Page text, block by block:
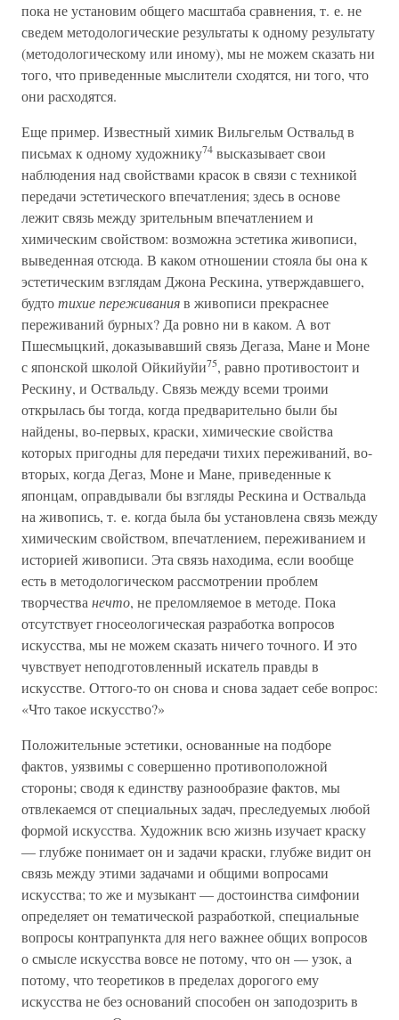
пока не установим общего масштаба сравнения, т. е. не
сведем методологические результаты к одному результату
(методологическому или иному), мы не можем сказать ни
того, что приведенные мыслители сходятся, ни того, что
они расходятся.
Еще пример. Известный химик Вильгельм Оствальд в
письмах к одному художнику74 высказывает свои
наблюдения над свойствами красок в связи с техникой
передачи эстетического впечатления; здесь в основе
лежит связь между зрительным впечатлением и
химическим свойством: возможна эстетика живописи,
выведенная отсюда. В каком отношении стояла бы она к
эстетическим взглядам Джона Рескина, утверждавшего,
будтотихие переживанияв живописи прекраснее
переживаний бурных? Да ровно ни в каком. А вот
Пшесмыцкий, доказывавший связь Дегаза, Мане и Моне
с японской школой Ойкийуйи75, равно противостоит и
Рескину, и Оствальду. Связь между всеми троими
открылась бы тогда, когда предварительно были бы
найдены, во-первых, краски, химические свойства
которых пригодны для передачи тихих переживаний, во-
вторых, когда Дегаз, Моне и Мане, приведенные к
японцам, оправдывали бы взгляды Рескина и Оствальда
на живопись, т. е. когда была бы установлена связь между
химическим свойством, впечатлением, переживанием и
историей живописи. Эта связь находима, если вообще
есть в методологическом рассмотрении проблем
творчества нечто, не преломляемое в методе. Пока
отсутствует гносеологическая разработка вопросов
искусства, мы не можем сказать ничего точного. И это
чувствует неподготовленный искатель правды в
искусстве. Оттого-то он снова и снова задает себе вопрос:
«Что такое искусство?»
Положительные эстетики, основанные на подборе
фактов, уязвимы с совершенно противоположной
стороны; сводя к единству разнообразие фактов, мы
отвлекаемся от специальных задач, преследуемых любой
формой искусства. Художник всю жизнь изучает краску
— глубже понимает он и задачи краски, глубже видит он
связь между этими задачами и общими вопросами
искусства; то же и музыкант — достоинства симфонии
определяет он тематической разработкой, специальные
вопросы контрапункта для него важнее общих вопросов
о смысле искусства вовсе не потому, что он — узок, а
потому, что теоретиков в пределах дорогого ему
искусства не без оснований способен он заподозрить в